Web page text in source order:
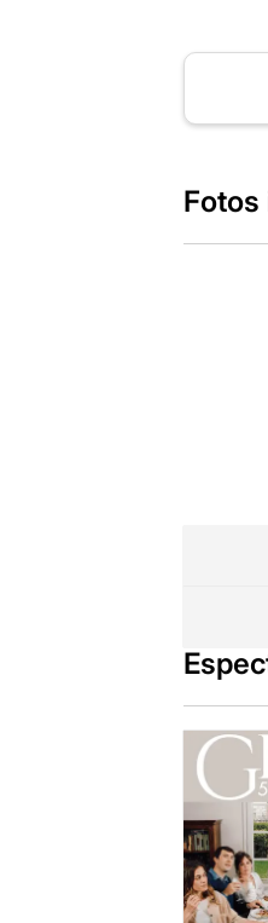
Fotos